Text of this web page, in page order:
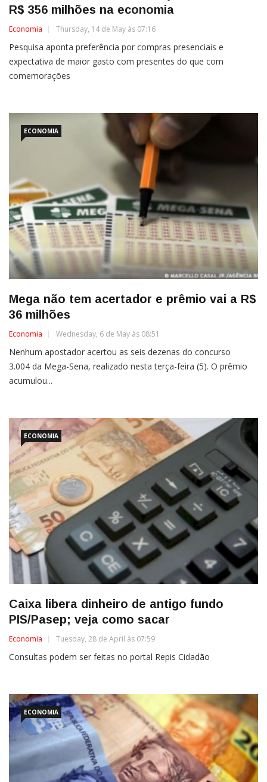
R$ 356 milhões na economia
Economia Thursday, 14 de May às 07:16
Pesquisa aponta preferência por compras presenciais e
expectativa de maior gasto com presentes do que com
comemorações
ECONOMIA
Mega não tem acertador e prêmio vai a R$
36 milhões
Economia Wednesday, 6 de May às 08:51
Nenhum apostador acertou as seis dezenas do concurso
3.004 da Mega-Sena, realizado nesta terça-feira (5). O prêmio
acumulou...
ECONOMIA
Caixa libera dinheiro de antigo fundo
PIS/Pasep; veja como sacar
Economia Tuesday, 28 de April às 07:59
Consultas podem ser feitas no portal Repis Cidadão
ECONOMIA